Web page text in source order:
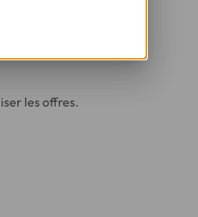
proposera une
les offres.